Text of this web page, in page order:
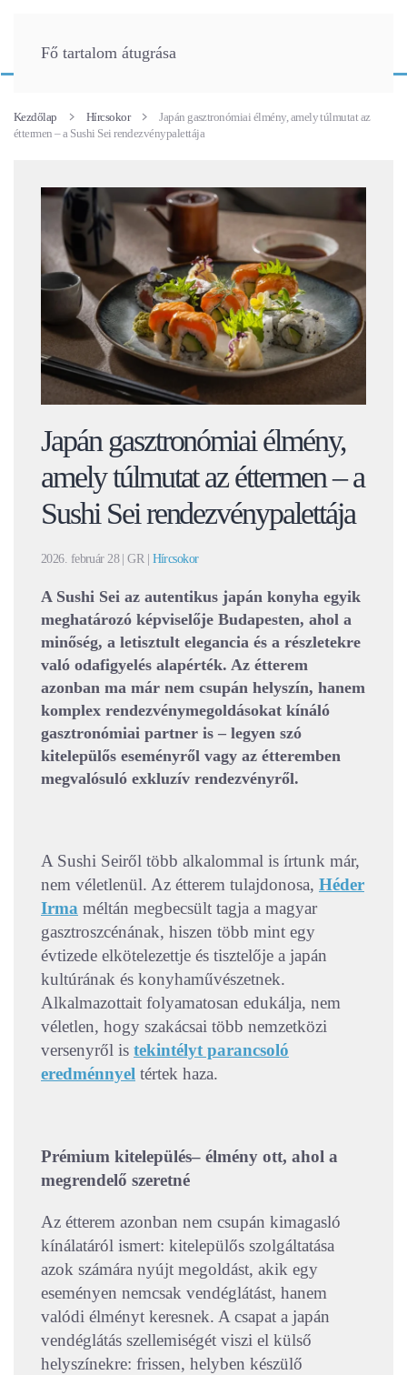
Fő tartalom átugrása
Kezdőlap Hírcsokor
Japán gasztronómiai élmény, amely túlmutat az
éttermen – a Sushi Sei rendezvénypalettája
Japán gasztronómiai élmény,
amely túlmutat az éttermen – a
Sushi Sei rendezvénypalettája
2026. február 28| GR | Hírcsokor
A Sushi Sei az autentikus japán konyha egyik
meghatározó képviselője Budapesten, ahol a
minőség, a letisztult elegancia és a részletekre
való odafigyelés alapérték. Az étterem
azonban ma már nem csupán helyszín, hanem
komplex rendezvénymegoldásokat kínáló
gasztronómiai partner is – legyen szó
kitelepülős eseményről vagy az étteremben
megvalósuló exkluzív rendezvényről.
A Sushi Seiről több alkalommal is írtunk már,
nem véletlenül. Az étterem tulajdonosa, Héder
Irma méltán megbecsült tagja a magyar
gasztroszcénának, hiszen több mint egy
évtizede elkötelezettje és tisztelője a japán
kultúrának és konyhaművészetnek.
Alkalmazottait folyamatosan edukálja, nem
véletlen, hogy szakácsai több nemzetközi
versenyről is tekintélyt parancsoló
eredménnyel tértek haza.
Prémium kitelepülés– élmény ott, ahol a
megrendelő szeretné
Az étterem azonban nem csupán kimagasló
kínálatáról ismert: kitelepülős szolgáltatása
azok számára nyújt megoldást, akik egy
eseményen nemcsak vendéglátást, hanem
valódi élményt keresnek. A csapat a japán
vendéglátás szellemiségét viszi el külső
helyszínekre: frissen, helyben készülő